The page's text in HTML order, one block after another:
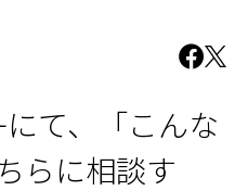
て、「こんな
らに相談す